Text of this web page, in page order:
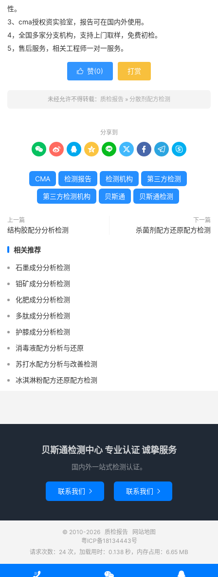
性。
3、cma授权资实验室，报告可在国内外使用。
4，全国多家分支机构，支持上门取样，免费初检。
5，售后服务，相关工程师一对一服务。
 赞(0) 打赏
未经允许不得转载： 质检报告 » 分散剂配方检测
分享到
        
CMA 检测报告 检测机构 第三方检测
第三方检测机构 贝斯通 贝斯通检测
上一篇
结构胶配分分析检测
下一篇
杀菌剂配方还原配方检测
相关推荐
石墨成分分析检测
钼矿成分分析检测
化肥成分分析检测
多肽成分分析检测
护膝成分分析检测
消毒液配方分析与还原
苏打水配方分析与改善检测
冰淇淋粉配方还原配方检测
贝斯通检测中心 专业认证 诚挚服务
国内外一站式检测认证。
联系我们  联系我们 
© 2010-2026 质检报告
网站地图
粤ICP备18134443号
请求次数：24 次，加载用时：0.138 秒，内存占用：6.65 MB
  